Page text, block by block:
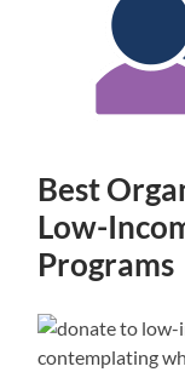
Best
Low-
Programs
contemplating